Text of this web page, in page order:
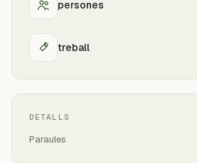
persones
treball
DETALLS
Paraules